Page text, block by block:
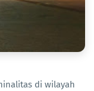
di wilayah